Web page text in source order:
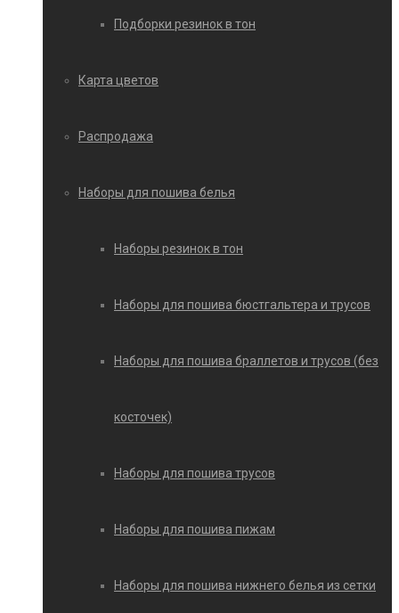
Подборки резинок в тон
Карта цветов
Распродажа
Наборы для пошива белья
Наборы резинок в тон
Наборы для пошива бюстгальтера и трусов
Наборы для пошива браллетов и трусов (без
косточек)
Наборы для пошива трусов
Наборы для пошива пижам
Наборы для пошива нижнего белья из сетки